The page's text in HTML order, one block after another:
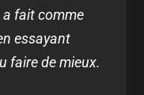
a fait comme
essayant
faire de mieux.